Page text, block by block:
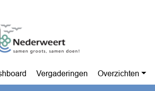
Vergaderingen Overzichten